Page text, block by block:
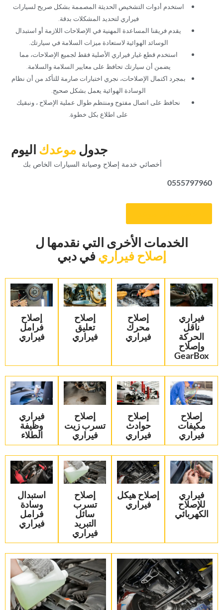
‏استخدم أدوات التشخيص الحديثة المصممة بشكل صريح لسيارات
فيراري لتحديد المشكلات بدقة.‏
‏يقدم فريقنا المساعدة المهنية في الإصلاحات اللازمة أو استبدال
الوسائد الهوائية لاستعادة ميزات السلامة في سيارتك.‏
‏استخدم قطع غيار فيراري الأصلية فقط لجميع الإصلاحات، مما
يضمن أن سيارتك تحافظ على معايير السلامة والسلامة.‏
‏بمجرد اكتمال الإصلاحات، نجري اختبارات صارمة للتأكد من أن نظام
الوسادة الهوائية يعمل بشكل صحيح.‏
‏نحافظ على اتصال مفتوح ومنتظم طوال عملية الإصلاح ، ونبقيك
على اطلاع بكل خطوة.‏
‏جدول‏‏موعدك‏ ‏اليوم‏
‏أخصائي خدمة إصلاح وصيانة السيارات الخاص بك‏
0555797960
‏الخدمات الأخرى التي نقدمها ل‏
إصلاح فيراري ‏في دبي‏
‏فيراري
ناقل
الحركة
وإصلاح
GearBox‏
إصلاح
محرك
فيراري
‏إصلاح
تعليق
فيراري‏
‏إصلاح
فرامل
فيراري‏
‏إصلاح
مكيفات
فيراري‏
‏إصلاح
حوادث
فيراري‏
‏إصلاح
تسرب زيت
فيراري‏
‏فيراري
وظيفة
الطلاء‏
‏فيراري
للإصلاح
الكهربائي‏
‏إصلاح هيكل
فيراري‏
‏إصلاح
تسرب
سائل
التبريد
فيراري‏
‏استبدال
وسادة
فرامل
فيراري‏